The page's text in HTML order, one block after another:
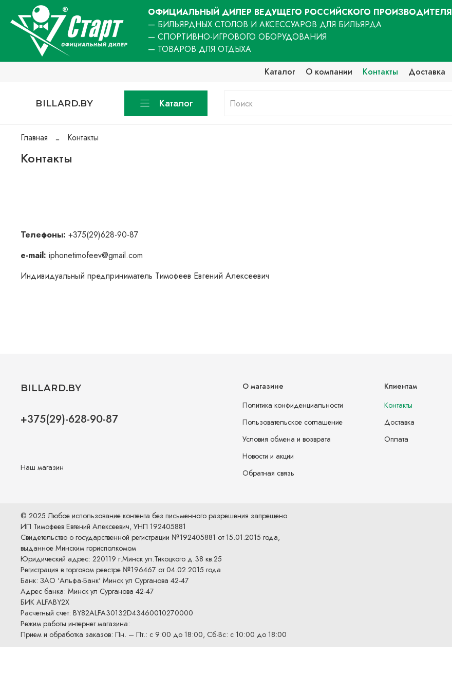
ОФИЦИАЛЬНЫЙ ДИЛЕР ВЕДУЩЕГО РОССИЙСКОГО ПРОИЗВОДИТЕЛЯ
— БИЛЬЯРДНЫХ СТОЛОВ И АКСЕССУАРОВ ДЛЯ БИЛЬЯРДА
— СПОРТИВНО-ИГРОВОГО ОБОРУДОВАНИЯ
— ТОВАРОВ ДЛЯ ОТДЫХА
Каталог
О компании Контакты Доставка
BILLARD.BY Каталог
Главная Контакты
Контакты
Телефоны: +375(29)628-90-87
e-mail: iphonetimofeev@gmail.com
Индивидуальный предприниматель Тимофеев Евгений Алексеевич
О магазине
Политика конфиденциальности
Пользовательское соглашение
Условия обмена и возврата
Новости и акции
Обратная связь
Клиентам
Контакты
Доставка
Оплата
BILLARD.BY
+375(29)-628-90-87
Наш магазин
© 2025 Любое использование контента без письменного разрешения запрещено
ИП Тимофеев Евгений Алексеевич, УНП 192405881
Свидетельство о государственной регистрации №192405881 от 15.01.2015 года,
выданное Минским горисполкомом
Юридический адрес: 220119 г.Минск ул.Тикоцкого д.38 кв.25
Регистрация в торговом реестре №196467 от 04.02.2015 года
Банк: ЗАО 'Альфа-Банк' Минск ул Сурганова 42-47
Адрес банка: Минск ул Сурганова 42-47
БИК ALFABY2X
Расчетный счет: BY82ALFA30132D43460010270000
Режим работы интернет магазина:
Прием и обработка заказов: Пн. – Пт.: с 9:00 до 18:00, Сб-Вс: с 10:00 до 18:00